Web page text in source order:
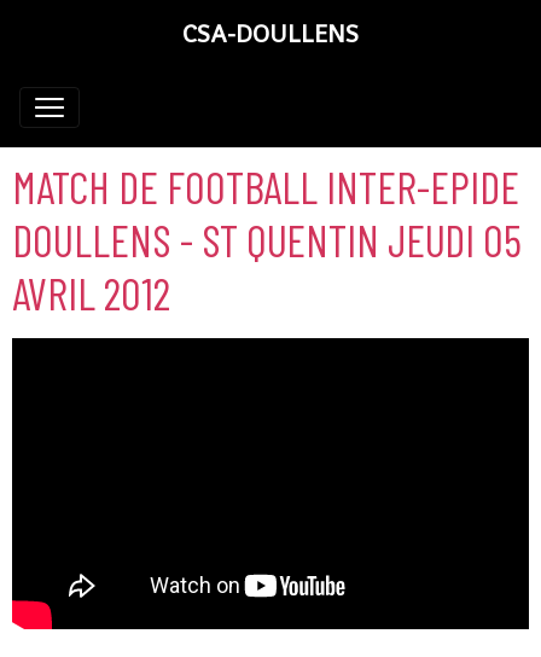
CSA-DOULLENS
MATCH DE FOOTBALL INTER-EPIDE
DOULLENS - ST QUENTIN JEUDI 05
AVRIL 2012